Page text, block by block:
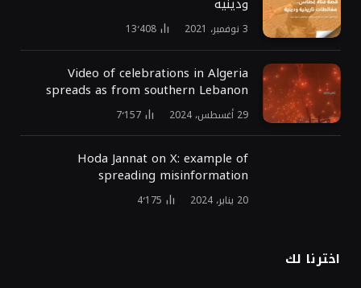
3 نوفمبر، 2021 13٬408
Video of celebrations in Algeria
spreads as from southern Lebanon
29 أغسطس، 2024 7٬157
Hoda Jannat on X: example of
spreading misinformation
20 يناير، 2024 4٬175
اخترنا لك